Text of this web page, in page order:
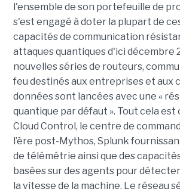
l'ensemble de son portefeuille de
s'est engagé à doter la plupart de
capacités de communication
attaques quantiques d'ici décembre
nouvelles séries de routeurs,
feu destinés aux entreprises et aux
données sont lancées avec une «
quantique par défaut ». Tout cela est
Cloud Control, le centre de
l’ère post-Mythos, Splunk
de télémétrie ainsi que des capacités
basées sur des agents pour
la vitesse de la machine. Le réseau